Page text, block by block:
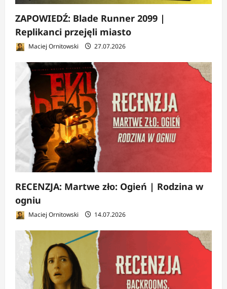
ZAPOWIEDŹ: Blade Runner 2099 |
Replikanci przejęli miasto
Maciej Ornitowski 27.07.2026
RECENZJA: Martwe zło: Ogień | Rodzina w
ogniu
Maciej Ornitowski 14.07.2026